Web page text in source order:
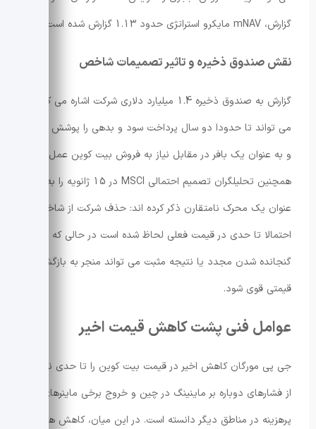
گزارش، mNAV مایکرو استراتژی حدود 1.13 گزارش شده است.
نقش صندوق ذخیره و تاثیر تصمیمات شاخص
گزارش به صندوق ذخیره 1.4 میلیارد دلاری شرکت اشاره می کند که
می تواند تا حدودا دو سال پرداخت سود و بدهی را پوشش دهد
و به عنوان یک بافر در مقابل نیاز به فروش بیت کوین عمل کند.
همچنین تحلیلگران تصمیم احتمالی MSCI در 15 ژانویه را به
عنوان یک محرک نامتقارن ذکر کرده اند: حذف شرکت از شاخص
احتمالا تا حدی در قیمت فعلی لحاظ شده است در حالی که
گنجانده شدن مجدد یا نتیجه مثبت می تواند منجر به بازگشت
قیمتی قوی شود.
عوامل فنی پشت کاهش قیمت اخیر
جی پی مورگان کاهش اخیر در قیمت بیت کوین را تا حدی ناشی
از فشارهای دوباره بر ماینینگ در چین و خروج برخی ماینرهای
پرهزینه در مناطق دیگر دانسته است. در این میان، کاهش هشریت